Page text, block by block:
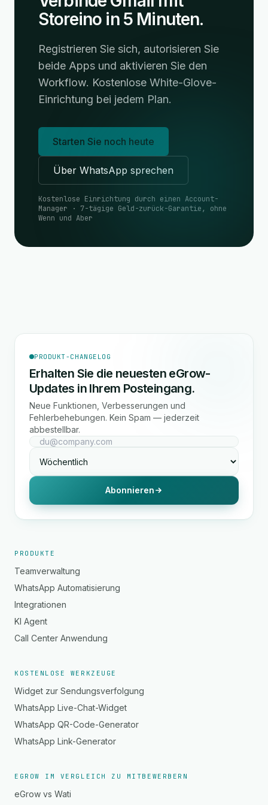
Storeino in 5 Minuten.
Registrieren Sie sich, autorisieren Sie
beide Apps und aktivieren Sie den
Workflow. Kostenlose White-Glove-
Einrichtung bei jedem Plan.
Starten Sie noch heute
Über WhatsApp sprechen
Kostenlose Einrichtung durch einen Account-
Manager · 7-tägige Geld-zurück-Garantie, ohne
Wenn und Aber
PRODUKT-CHANGELOG
Erhalten Sie die neuesten eGrow-
Updates in Ihrem Posteingang.
Neue Funktionen, Verbesserungen und
Fehlerbehebungen. Kein Spam — jederzeit
abbestellbar.
Abonnieren
PRODUKTE
Teamverwaltung
WhatsApp Automatisierung
Integrationen
KI Agent
Call Center Anwendung
KOSTENLOSE WERKZEUGE
Widget zur Sendungsverfolgung
WhatsApp Live-Chat-Widget
WhatsApp QR-Code-Generator
WhatsApp Link-Generator
EGROW IM VERGLEICH ZU MITBEWERBERN
eGrow vs Wati